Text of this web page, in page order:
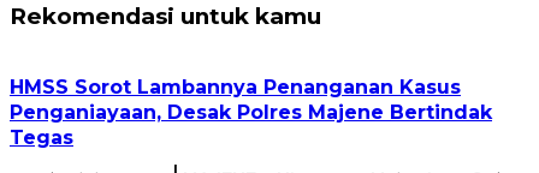
Rekomendasi untuk kamu
HMSS Sorot Lambannya Penanganan Kasus
Penganiayaan, Desak Polres Majene Bertindak
Tegas